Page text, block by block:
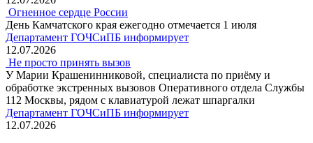
Огненное сердце России
День Камчатского края ежегодно отмечается 1 июля
Департамент ГОЧСиПБ информирует
12.07.2026
Не просто принять вызов
У Марии Крашенинниковой, специалиста по приёму и
обработке экстренных вызовов Оперативного отдела Службы
112 Москвы, рядом с клавиатурой лежат шпаргалки
Департамент ГОЧСиПБ информирует
12.07.2026